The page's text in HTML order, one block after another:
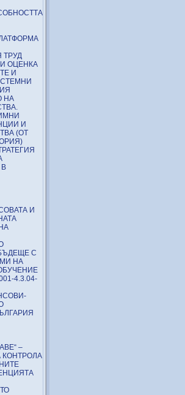
ТРУД
И ОЦЕНКА
И
НА
И
(ОТ
И
С
НА
4.3.04-
–
КОНТРОЛА